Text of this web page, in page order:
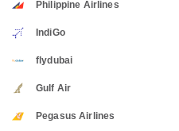
Philippine Airlines
IndiGo
flydubai
Gulf Air
Pegasus Airlines